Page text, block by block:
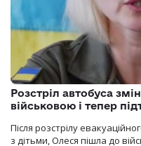
Розстріл автобуса
військовою і тепер
Після розстрілу
з дітьми, Олеся пішла до